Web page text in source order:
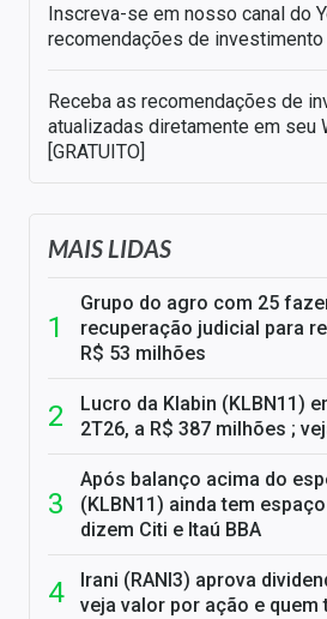
Inscreva-se em nosso canal do
recomendações de
Receba as recomendações de
atualizadas diretamente em seu
[GRATUITO]
MAIS LIDAS
Grupo do agro com 25
recuperação judicial para
R$ 53 milhões
Lucro da Klabin (KLBN11)
2T26, a R$ 387 milhões ;
Após balanço acima do
(KLBN11) ainda tem
dizem Citi e Itaú BBA
Irani (RANI3) aprova
veja valor por ação e quem